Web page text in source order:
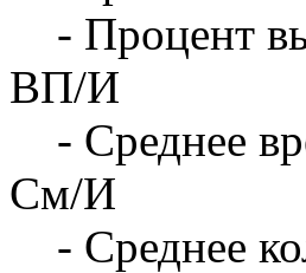
- Процент
ВП/И
- Среднее
См/И
- Среднее